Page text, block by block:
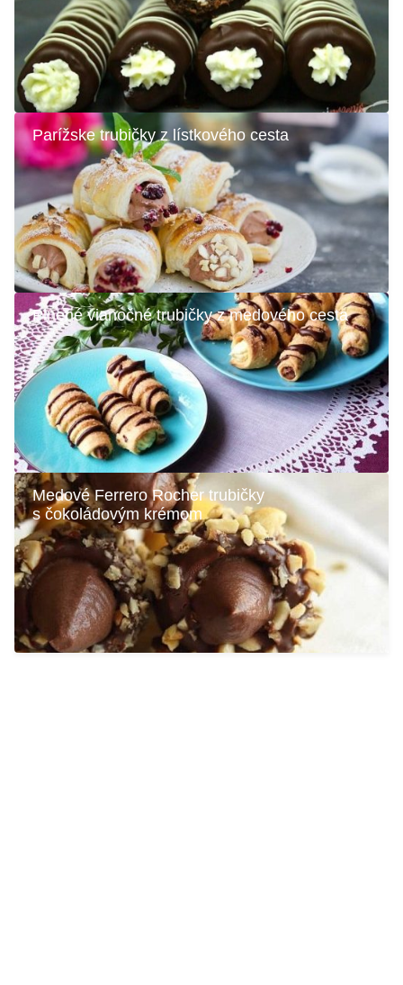
Parížske trubičky z lístkového cesta
Plnené vianočné trubičky z medového cesta
Medové Ferrero Rocher trubičky
s čokoládovým krémom